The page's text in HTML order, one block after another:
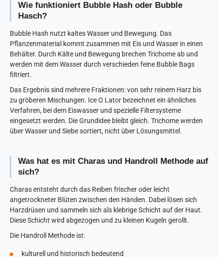
Wie funktioniert Bubble Hash oder Bubble
Hasch?
Bubble Hash nutzt kaltes Wasser und Bewegung. Das
Pflanzenmaterial kommt zusammen mit Eis und Wasser in einen
Behälter. Durch Kälte und Bewegung brechen Trichome ab und
werden mit dem Wasser durch verschieden feine Bubble Bags
filtriert.
Das Ergebnis sind mehrere Fraktionen: von sehr reinem Harz bis
zu gröberen Mischungen. Ice O Lator bezeichnet ein ähnliches
Verfahren, bei dem Eiswasser und spezielle Filtersysteme
eingesetzt werden. Die Grundidee bleibt gleich. Trichome werden
über Wasser und Siebe sortiert, nicht über Lösungsmittel.
Was hat es mit Charas und Handroll Methode auf
sich?
Charas entsteht durch das Reiben frischer oder leicht
angetrockneter Blüten zwischen den Händen. Dabei lösen sich
Harzdrüsen und sammeln sich als klebrige Schicht auf der Haut.
Diese Schicht wird abgezogen und zu kleinen Kugeln gerollt.
Die Handroll Methode ist:
kulturell und historisch bedeutend